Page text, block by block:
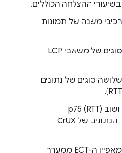
הוספנו ל-CrUX API רכיבי משנה של תמונות
הוספנו ל-CrUX API סוגים של משאבי LCP
הוספנו ל-CrUX API שלושה סוגים של נתונים
הוספנו את זמן הלוך ושוב (RTT) p75
והיסטוגרמות למערך הנתונים של CrUX
הוצאנו משימוש את מאפיין ה-ECT ממערך